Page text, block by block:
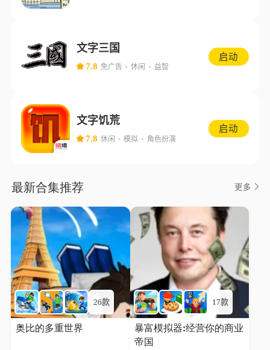
文字三国
7.8 免广告 休闲 益智
启动
文字饥荒
7.8 休闲 模拟 角色扮演
启动
最新合集推荐 更多
26款
奥比的多重世界
17款
暴富模拟器:经营你的商业
帝国